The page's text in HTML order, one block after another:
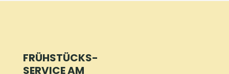
FRÜHSTÜCKS-
SERVICE AM